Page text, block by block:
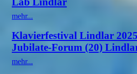
mehr...
Klavierfestival Lindlar
Jubilate-Forum (20)
mehr...